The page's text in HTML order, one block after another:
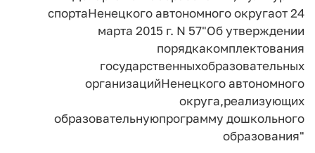
спортаНенецкого автономного округаот 24
марта 2015 г. N 57"Об утверждении
порядкакомплектования
государственныхобразовательных
организацийНенецкого автономного
округа,реализующих
образовательнуюпрограмму дошкольного
образования"